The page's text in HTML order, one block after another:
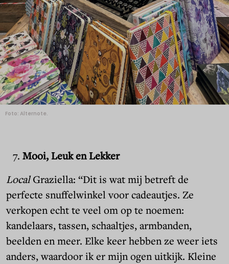
Foto: Alternote.
Mooi, Leuk en Lekker
LocalGraziella: “Dit is wat mij betreft de
perfecte snuffelwinkel voor cadeautjes. Ze
verkopen echt te veel om op te noemen:
kandelaars, tassen, schaaltjes, armbanden,
beelden en meer. Elke keer hebben ze weer iets
anders, waardoor ik er mijn ogen uitkijk. Kleine